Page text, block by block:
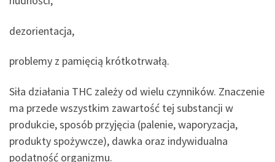
dezorientacja,
problemy z pamięcią krótkotrwałą.
Siła działania THC zależy od wielu czynników. Znaczenie
ma przede wszystkim zawartość tej substancji w
produkcie, sposób przyjęcia (palenie, waporyzacja,
produkty spożywcze), dawka oraz indywidualna
podatność organizmu.